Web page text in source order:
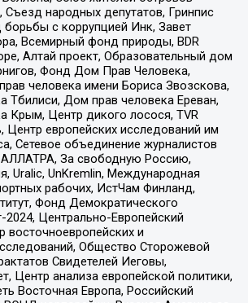
народных депутатов, Гринпис
с коррупцией Инк, Завет
Всемирный фонд природы, BDR
Алтай проект, Образовательный дом
Фонд Дом Прав Человека,
человека имени Бориса Звозскова,
Тбилиси, Дом прав человека Ереван,
Крым, Центр дикого лосося, TVR
европейских исследований им
Сетевое объединение журналистов
АЛЛАТРА, За свободную Россию,
Uralic, UnKremlin, Международная
рабочих, ИстЧам Финланд,
Фонд Демократического
2024, Центрально-Европейский
восточноевропейских и
Общество Сторожевой
Свидетелей Иеговы,
Центр анализа европейской политики,
Восточная Европа, Российский